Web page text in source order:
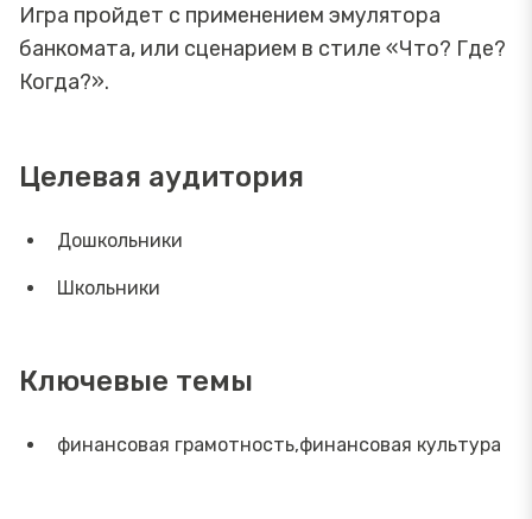
Игра пройдет с применением эмулятора
банкомата, или сценарием в стиле «Что? Где?
Когда?».
Целевая аудитория
Дошкольники
Школьники
Ключевые темы
финансовая грамотность,финансовая культура